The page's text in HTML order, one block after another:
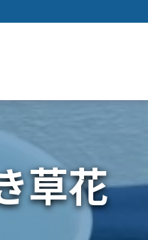
草花